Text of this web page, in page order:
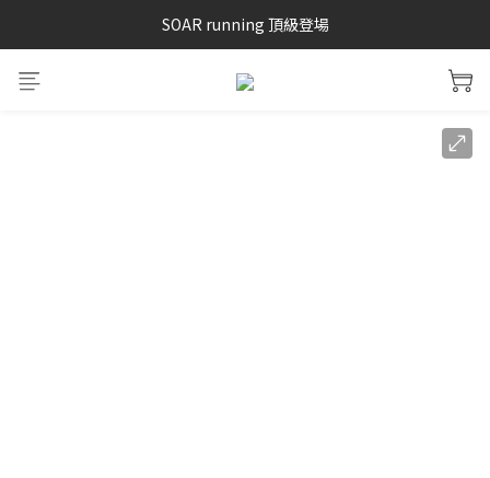
SAYSKY 26'春夏兩件85折
SOAR running 頂級登場
加入LINE好友 再領100購物金 點我加入